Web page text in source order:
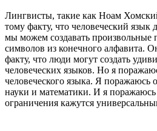
Лингвисты, такие как Ноам
тому факту, что человеческий язык
мы можем создавать произвольные
символов из конечного алфавита.
факту, что люди могут создать
человеческих языков. Но я
человеческого языка. Я поражаюсь
науки и математики. И я поражаюсь
ограничения кажутся